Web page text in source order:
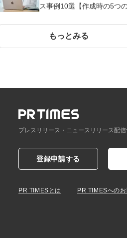
ス事例10選【作成時の5つの
もっとみる
プレスリリース・ニュースリリース配
登録申請する
PR TIMESとは PR TIMESへの